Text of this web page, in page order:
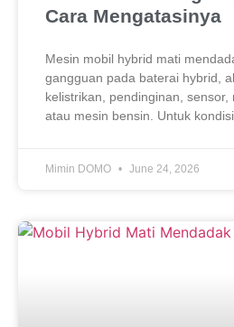
Cara Mengatasinya
Mesin mobil hybrid mati
gangguan pada baterai hybrid,
kelistrikan, pendinginan, sensor,
atau mesin bensin. Untuk kondisi
Mimin DOMO June 24, 2026